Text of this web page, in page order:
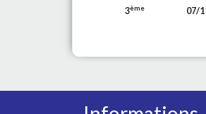
3ème 07/